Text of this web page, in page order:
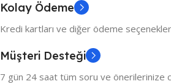
Kolay Ödeme
Kredi kartları ve diğer ödeme
Müşteri Desteği
7 gün 24 saat tüm soru ve önerilerinize